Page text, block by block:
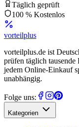
Täglich geprüft
100 % Kostenlos
vorteilplus
vorteilplus.de ist
prüfen täglich
jedem Online-Einkauf
unabhängig.
Folge uns:
Kategorien